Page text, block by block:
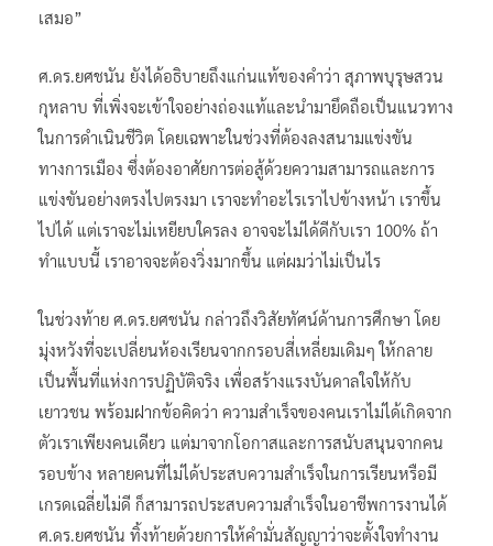
เสมอ”
ศ.ดร.ยศชนัน ยังได้อธิบายถึงแก่นแท้ของคำว่า สุภาพบุรุษสวน
กุหลาบ ที่เพิ่งจะเข้าใจอย่างถ่องแท้และนำมายึดถือเป็นแนวทาง
ในการดำเนินชีวิต โดยเฉพาะในช่วงที่ต้องลงสนามแข่งขัน
ทางการเมือง ซึ่งต้องอาศัยการต่อสู้ด้วยความสามารถและการ
แข่งขันอย่างตรงไปตรงมา เราจะทำอะไรเราไปข้างหน้า เราขึ้น
ไปได้ แต่เราจะไม่เหยียบใครลง อาจจะไม่ได้ดีกับเรา 100% ถ้า
ทำแบบนี้ เราอาจจะต้องวิ่งมากขึ้น แต่ผมว่าไม่เป็นไร
ในช่วงท้าย ศ.ดร.ยศชนัน กล่าวถึงวิสัยทัศน์ด้านการศึกษา โดย
มุ่งหวังที่จะเปลี่ยนห้องเรียนจากกรอบสี่เหลี่ยมเดิมๆ ให้กลาย
เป็นพื้นที่แห่งการปฏิบัติจริง เพื่อสร้างแรงบันดาลใจให้กับ
เยาวชน พร้อมฝากข้อคิดว่า ความสำเร็จของคนเราไม่ได้เกิดจาก
ตัวเราเพียงคนเดียว แต่มาจากโอกาสและการสนับสนุนจากคน
รอบข้าง หลายคนที่ไม่ได้ประสบความสำเร็จในการเรียนหรือมี
เกรดเฉลี่ยไม่ดี ก็สามารถประสบความสำเร็จในอาชีพการงานได้
ศ.ดร.ยศชนัน ทิ้งท้ายด้วยการให้คำมั่นสัญญาว่าจะตั้งใจทำงาน